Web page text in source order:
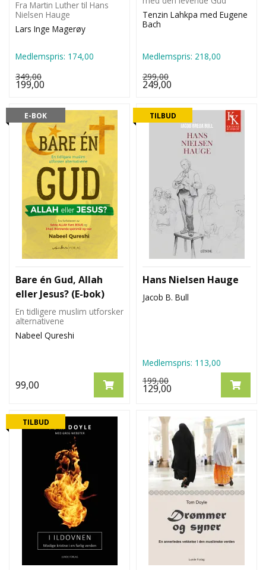
Fra Martin Luther til Hans
Nielsen Hauge
Lars Inge Magerøy
Medlemspris: 174,00
349,00
199,00
Tenzin Lahkpa med Eugene
Bach
Medlemspris: 218,00
299,00
249,00
E-BOK
Bare én Gud, Allah
eller Jesus? (E-bok)
En tidligere muslim utforsker
alternativene
Nabeel Qureshi
99,00
TILBUD
Hans Nielsen Hauge
Jacob B. Bull
Medlemspris: 113,00
199,00
129,00
TILBUD